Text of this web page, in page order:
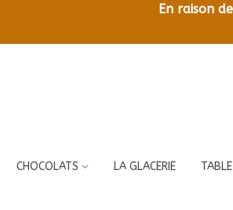
CHOCOLATS LA GLACERIE
En raison